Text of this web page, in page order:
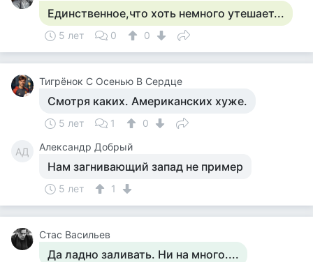
Единственное,что хоть немного утешает...
5 лет 0 0
Тигрёнок С Осенью В Сердце
Смотря каких. Американских хуже.
5 лет 1 0
АД Александр Добрый
Нам загнивающий запад не пример
5 лет 1
Стас Васильев
Да ладно заливать. Ни на много....